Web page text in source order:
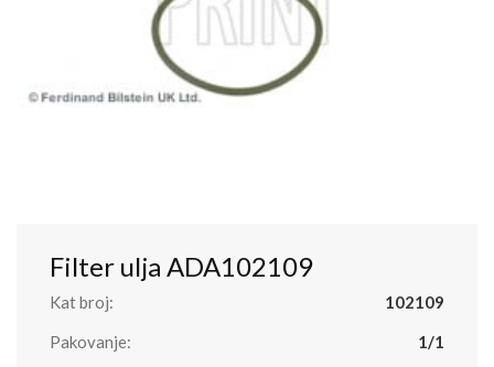
Filter ulja ADA102109
Kat broj:
102109
Pakovanje:
1/1